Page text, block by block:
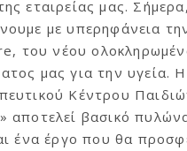
εταιρείας μας. Σήμερα,
με υπερηφάνεια
του νέου
μας για την υγεία.
Κέντρου
αποτελεί βασικό
ένα έργο που θα